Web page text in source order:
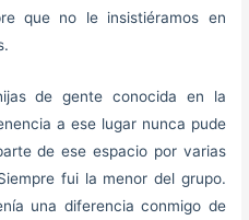
que no le insistiéramos en
de gente conocida en la
a ese lugar nunca pude
de ese espacio por varias
fui la menor del grupo.
una diferencia conmigo de